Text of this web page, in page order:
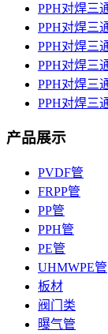
PPH对焊三
PPH对焊三
PPH对焊三
PPH对焊三
PPH对焊三
PPH对焊三
产品展示
PVDF管
FRPP管
PP管
PPH管
PE管
UHMWPE管
板材
阀门类
曝气管